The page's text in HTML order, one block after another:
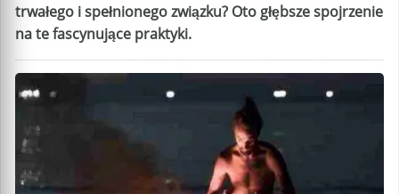
trwałego i spełnionego związku? Oto głębsze spojrzenie
na te fascynujące praktyki.